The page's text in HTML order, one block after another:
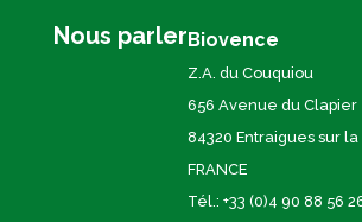
Nous parlerBiovence
Z.A. du Couquiou
656 Avenue du Clapier
84320 Entraigues sur la
FRANCE
Tél.: +33 (0)4 90 88 56